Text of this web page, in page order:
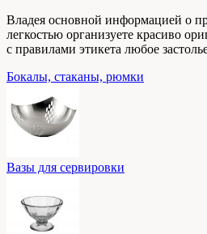
Владея основной информацией о
легкостью организуете красиво
с правилами этикета любое
Бокалы, стаканы, рюмки
Вазы для сервировки